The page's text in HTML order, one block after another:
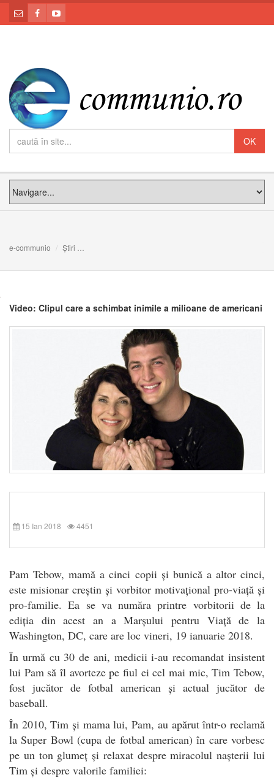
e-communio Știri
Video: Clipul care a schimbat inimile a milioane de americani
15 Ian 2018 4451
Pam Tebow, mamă a cinci copii și bunică a altor cinci,
este misionar creștin și vorbitor motivațional pro-viață și
pro-familie. Ea se va număra printre vorbitorii de la
ediția din acest an a Marșului pentru Viață de la
Washington, DC, care are loc vineri, 19 ianuarie 2018.
În urmă cu 30 de ani, medicii i-au recomandat insistent
lui Pam să îl avorteze pe fiul ei cel mai mic, Tim Tebow,
fost jucător de fotbal american și actual jucător de
baseball.
În 2010, Tim și mama lui, Pam, au apărut într-o reclamă
la Super Bowl (cupa de fotbal american) în care vorbesc
pe un ton glumeț și relaxat despre miracolul nașterii lui
Tim și despre valorile familiei: